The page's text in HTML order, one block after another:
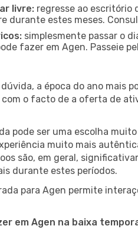
livre: regresse ao escritório
durante estes meses.
simplesmente passar o
fazer em Agen. Passeie
a época do ano mais
com o facto de a oferta de
pode ser uma escolha
muito mais
são, em geral,
durante estes períodos.
para Agen permite
em Agen na baixa